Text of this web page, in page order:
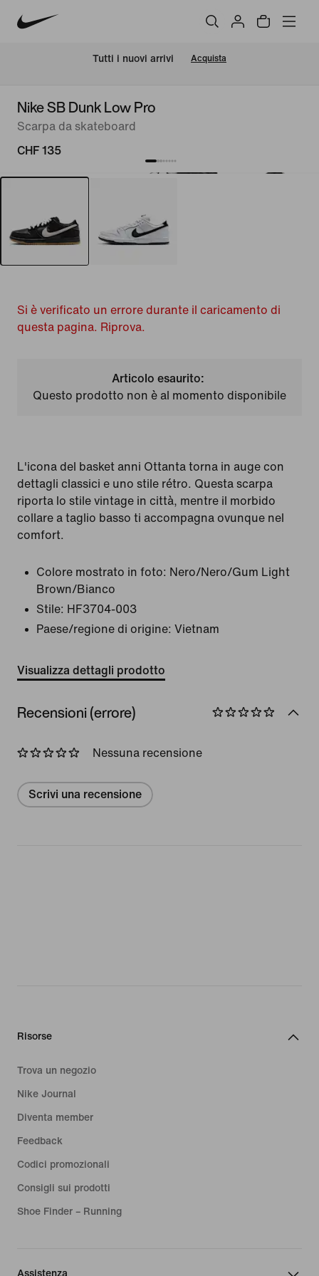
Tutti i nuovi arrivi Acquista
Nike SB Dunk Low Pro
Scarpa da skateboard
CHF 135
Si è verificato un errore durante il caricamento di
questa pagina. Riprova.
Articolo esaurito:
Questo prodotto non è al momento disponibile
L'icona del basket anni Ottanta torna in auge con
dettagli classici e uno stile rétro. Questa scarpa
riporta lo stile vintage in città, mentre il morbido
collare a taglio basso ti accompagna ovunque nel
comfort.
Colore mostrato in foto: Nero/Nero/Gum Light
Brown/Bianco
Stile: HF3704-003
Paese/regione di origine: Vietnam
Visualizza dettagli prodotto
Recensioni (errore)
Nessuna recensione
Scrivi una recensione
Risorse
Trova un negozio
Nike Journal
Diventa member
Feedback
Codici promozionali
Consigli sui prodotti
Shoe Finder – Running
Assistenza